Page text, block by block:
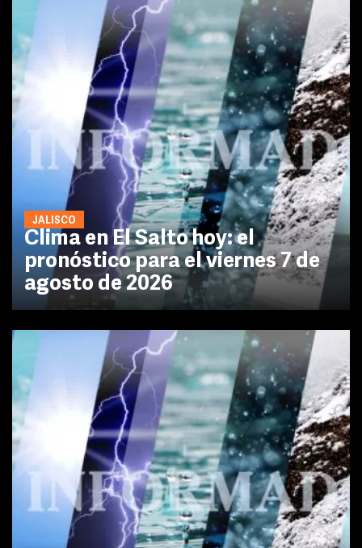
JALISCO
Clima en El Salto hoy: el
pronóstico para el viernes 7 de
agosto de 2026